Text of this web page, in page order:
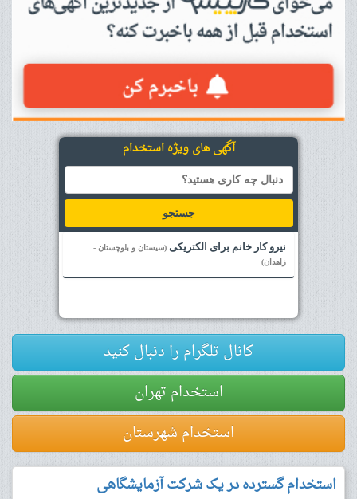
آگهی های ویژه استخدام
جستجو
نیرو کار خانم برای الکتریکی (سیستان و بلوچستان -
زاهدان)
کانال تلگرام را دنبال کنید
استخدام تهران
استخدام شهرستان
استخدام گسترده در یک شرکت آزمایشگاهی